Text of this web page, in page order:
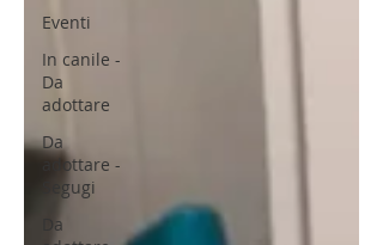
Eventi
In canile -
Da
adottare
Da
adottare -
Segugi
Da